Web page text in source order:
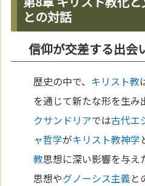
との対話
信仰が交差する出会
歴史の中で、 キリスト教
を通じて新たな形を生み
クサンドリアでは古代エ
ャ哲学がキリスト教神学
教思想に深い影響を与え
思想やグノーシス主義と